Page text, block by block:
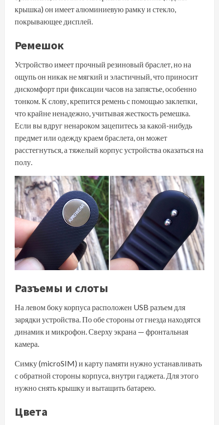
крышка) он имеет алюминиевую рамку и стекло,
покрывающее дисплей.
Ремешок
Устройство имеет прочный резиновый браслет, но на
ощупь он никак не мягкий и эластичный, что приносит
дискомфорт при фиксации часов на запястье, особенно
тонком. К слову, крепится ремень с помощью заклепки,
что крайне ненадежно, учитывая жесткость ремешка.
Если вы вдруг ненароком зацепитесь за какой-нибудь
предмет или одежду краем браслета, он может
расстегнуться, а тяжелый корпус устройства оказаться на
полу.
Разъемы и слоты
На левом боку корпуса расположен USB разъем для
зарядки устройства. По обе стороны от гнезда находятся
динамик и микрофон. Сверху экрана — фронтальная
камера.
Симку (microSIM) и карту памяти нужно устанавливать
с обратной стороны корпуса, внутри гаджета. Для этого
нужно снять крышку и вытащить батарею.
Цвета